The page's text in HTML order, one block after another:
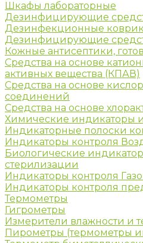
Шкафы лабораторные
Дезинфицирующие
Дезинфекционные
Дезинфицирующие
Кожные антисептики,
Средства на основе
активных вещества (КПАВ)
Средства на основе
соединений
Средства на основе
Химические индикаторы и
Индикаторные полоски
Индикаторы контроля
Биологические
стерилизации
Индикаторы контроля
Индикаторы контроля
Термометры
Гигрометры
Измерители влажности и
Пирометры (термометры